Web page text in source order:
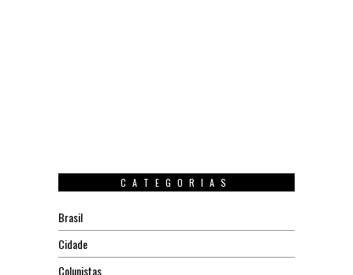
CATEGORIAS
Brasil
Cidade
Colunistas